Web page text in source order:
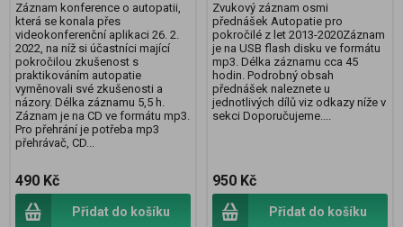
Záznam konference o autopatii,
která se konala přes
videokonferenční aplikaci 26. 2.
2022, na níž si účastníci mající
pokročilou zkušenost s
praktikováním autopatie
vyměnovali své zkušenosti a
názory. Délka záznamu 5,5 h.
Záznam je na CD ve formátu mp3.
Pro přehrání je potřeba mp3
přehrávač, CD...
490 Kč
Přidat do košíku
Zvukový záznam osmi
přednášek Autopatie pro
pokročilé z let 2013-2020Záznam
je na USB flash disku ve formátu
mp3. Délka záznamu cca 45
hodin. Podrobný obsah
přednášek naleznete u
jednotlivých dílů viz odkazy níže v
sekci Doporučujeme....
950 Kč
Přidat do košíku